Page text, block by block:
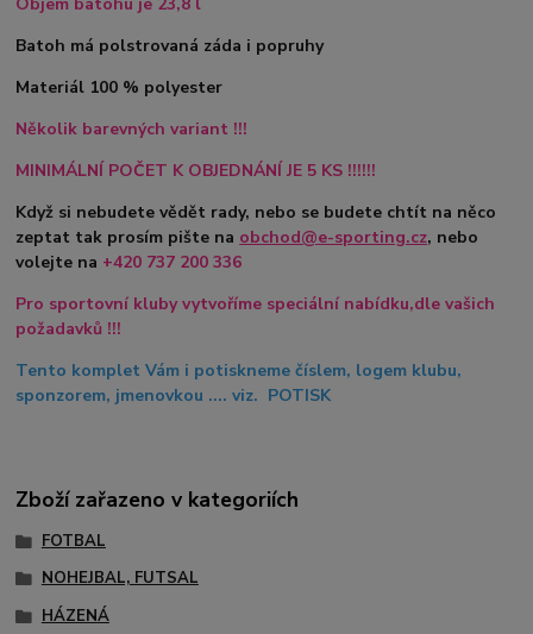
Batoh má polstrovaná záda i popruhy
Materiál 100 % polyester
Několik barevných variant !!!
MINIMÁLNÍ POČET K OBJEDNÁNÍ JE 5 KS !!!!!!
Když si nebudete vědět rady, nebo se budete chtít na něco
zeptat tak prosím pište na obchod@e-sporting.cz, nebo
volejte na +420 737 200 336
Pro sportovní kluby vytvoříme speciální nabídku,dle vašich
požadavků !!!
Tento komplet Vám i potiskneme číslem, logem klubu,
sponzorem, jmenovkou .... viz. POTISK
Zboží zařazeno v kategoriích
FOTBAL
NOHEJBAL, FUTSAL
HÁZENÁ